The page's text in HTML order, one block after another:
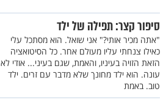
סיפור קצר: תפילה של ילד
"אתה מכיר אותי?" אני שואל. הוא מסתכל עלי
כאילו צנחתי עליו מעולם אחר. כל הסיטואציה
הזאת הזויה בעיניו, והאמת, שגם בעיני... אודי לא
עונה. הוא ילד מחונך שלא מדבר עם זרים. ילד
טוב. באמת